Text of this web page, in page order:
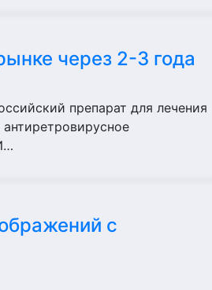
через 2-3 года
препарат для лечения
с